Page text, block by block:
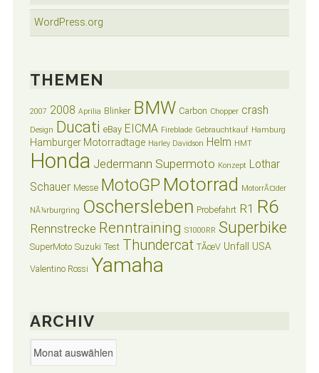
WordPress.org
THEMEN
2007 2008 Aprilia Blinker BMW Carbon Chopper crash
Design Ducati eBay EICMA Fireblade Gebrauchtkauf Hamburg
Hamburger Motorradtage Harley Davidson Helm HMT
Honda Jedermann Supermoto Konzept Lothar
Schauer Messe MotoGP Motorrad MotorrÃ¤der
NÃ¼rburgring Oschersleben Probefahrt R1 R6
Rennstrecke Renntraining S1000RR Superbike
SuperMoto Suzuki Test Thundercat TÃœV Unfall USA
Valentino Rossi Yamaha
ARCHIV
Archiv